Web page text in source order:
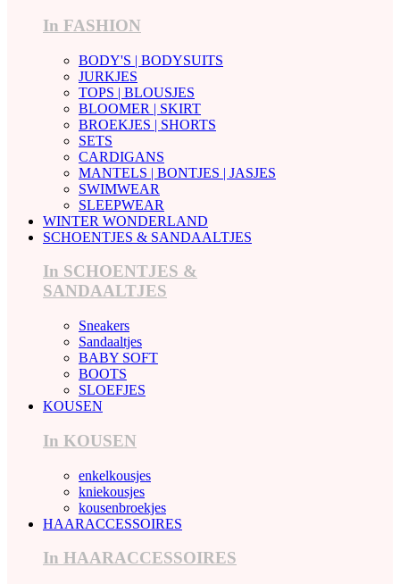
In FASHION
BODY'S | BODYSUITS
JURKJES
TOPS | BLOUSJES
BLOOMER | SKIRT
BROEKJES | SHORTS
SETS
CARDIGANS
MANTELS | BONTJES | JASJES
SWIMWEAR
SLEEPWEAR
WINTER WONDERLAND
SCHOENTJES & SANDAALTJES
In SCHOENTJES &
SANDAALTJES
Sneakers
Sandaaltjes
BABY SOFT
BOOTS
SLOEFJES
KOUSEN
In KOUSEN
enkelkousjes
kniekousjes
kousenbroekjes
HAARACCESSOIRES
In HAARACCESSOIRES